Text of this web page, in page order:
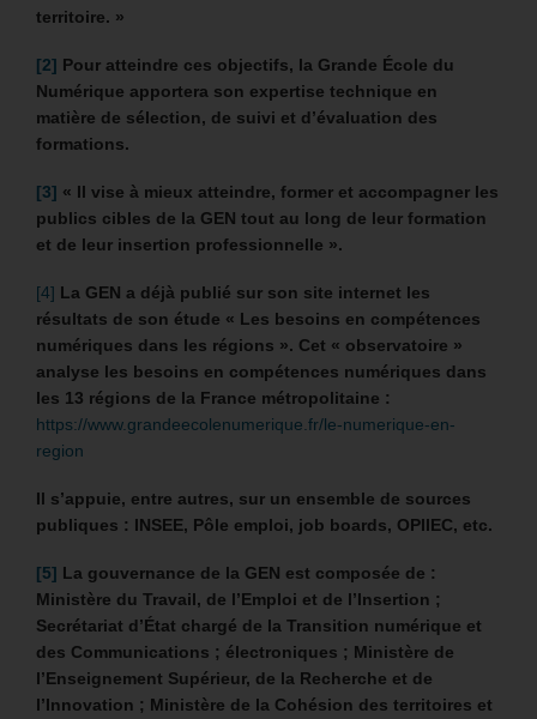
territoire. »
[2] Pour atteindre ces objectifs, la Grande École du
Numérique apportera son expertise technique en
matière de sélection, de suivi et d’évaluation des
formations.
[3] « Il vise à mieux atteindre, former et accompagner les
publics cibles de la GEN tout au long de leur formation
et de leur insertion professionnelle ».
[4] La GEN a déjà publié sur son site internet les
résultats de son étude « Les besoins en compétences
numériques dans les régions ». Cet « observatoire »
analyse les besoins en compétences numériques dans
les 13 régions de la France métropolitaine :
https://www.grandeecolenumerique.fr/le-numerique-en-
region
Il s’appuie, entre autres, sur un ensemble de sources
publiques : INSEE, Pôle emploi, job boards, OPIIEC, etc.
[5] La gouvernance de la GEN est composée de :
Ministère du Travail, de l’Emploi et de l’Insertion ;
Secrétariat d’État chargé de la Transition numérique et
des Communications ; électroniques ; Ministère de
l’Enseignement Supérieur, de la Recherche et de
l’Innovation ; Ministère de la Cohésion des territoires et